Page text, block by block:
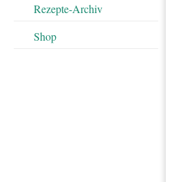
Rezepte-Archiv
Shop